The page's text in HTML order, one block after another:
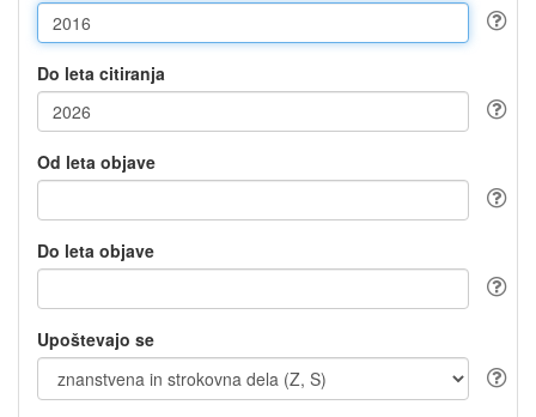
Do leta citiranja
Od leta objave
Do leta objave
Upoštevajo se